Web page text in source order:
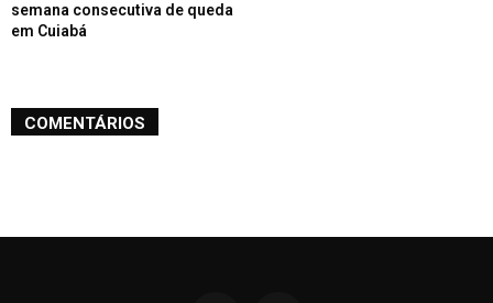
semana consecutiva de queda
em Cuiabá
COMENTÁRIOS